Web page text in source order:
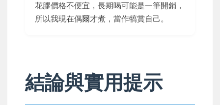
花膠價格不便宜，長期喝可能是一筆開銷，
所以我現在偶爾才煮，當作犒賞自己。
結論與實用提示